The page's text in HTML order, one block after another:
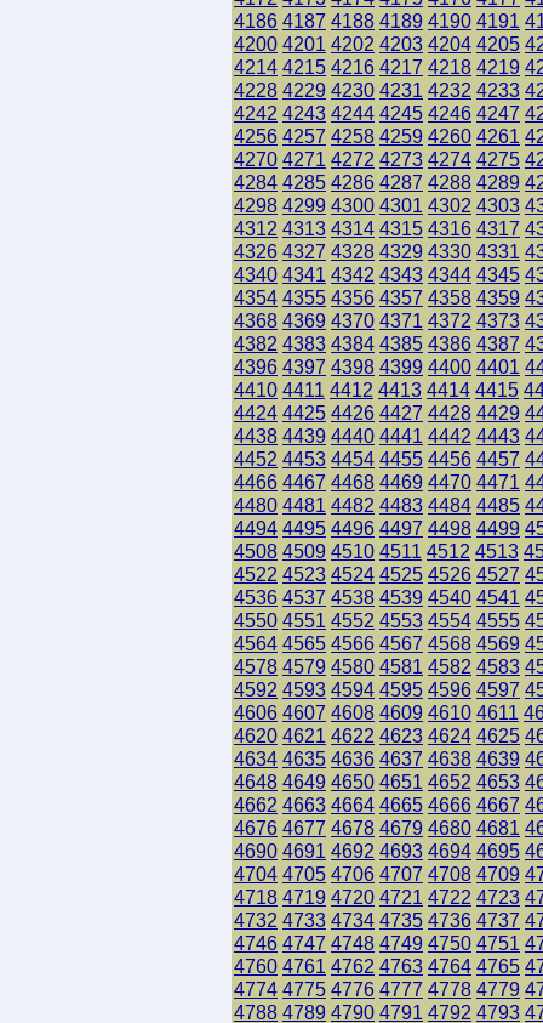
4186 4187 4188 4189 4190 4191
4200 4201 4202 4203 4204 4205
4214 4215 4216 4217 4218 4219
4228 4229 4230 4231 4232 4233
4242 4243 4244 4245 4246 4247
4256 4257 4258 4259 4260 4261
4270 4271 4272 4273 4274 4275
4284 4285 4286 4287 4288 4289
4298 4299 4300 4301 4302 4303
4312 4313 4314 4315 4316 4317
4326 4327 4328 4329 4330 4331
4340 4341 4342 4343 4344 4345
4354 4355 4356 4357 4358 4359
4368 4369 4370 4371 4372 4373
4382 4383 4384 4385 4386 4387
4396 4397 4398 4399 4400 4401
4410 4411 4412 4413 4414 4415
4424 4425 4426 4427 4428 4429
4438 4439 4440 4441 4442 4443
4452 4453 4454 4455 4456 4457
4466 4467 4468 4469 4470 4471
4480 4481 4482 4483 4484 4485
4494 4495 4496 4497 4498 4499
4508 4509 4510 4511 4512 4513
4522 4523 4524 4525 4526 4527
4536 4537 4538 4539 4540 4541
4550 4551 4552 4553 4554 4555
4564 4565 4566 4567 4568 4569
4578 4579 4580 4581 4582 4583
4592 4593 4594 4595 4596 4597
4606 4607 4608 4609 4610 4611
4620 4621 4622 4623 4624 4625
4634 4635 4636 4637 4638 4639
4648 4649 4650 4651 4652 4653
4662 4663 4664 4665 4666 4667
4676 4677 4678 4679 4680 4681
4690 4691 4692 4693 4694 4695
4704 4705 4706 4707 4708 4709
4718 4719 4720 4721 4722 4723
4732 4733 4734 4735 4736 4737
4746 4747 4748 4749 4750 4751
4760 4761 4762 4763 4764 4765
4774 4775 4776 4777 4778 4779
4788 4789 4790 4791 4792 4793